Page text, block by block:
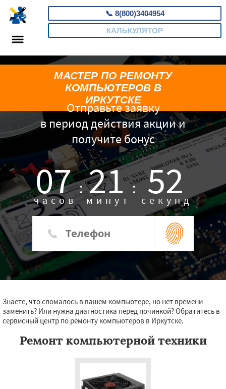
📞 8(800)3404954
КАЛЬКУЛЯТОР
Отправьте заявку
в период действия акции и
получите бонус
07 :
часов 21 :
минут 52
секунд
МАСТЕР ПО РЕМОНТУ
КОМПЬЮТЕРОВ В
ИРКУТСКЕ
Знаете, что сломалось в вашем компьютере, но нет времени
заменить? Или нужна диагностика перед починкой? Обратитесь в
сервисный центр по ремонту компьютеров в Иркутске.
Ремонт компьютерной техники